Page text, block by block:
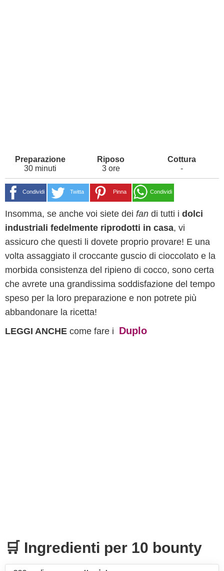
30 minuti 3 ore -
Condividi Twitta Pinna Condividi
Insomma, se anche voi siete dei fan di tutti i dolci
industriali fedelmente riprodotti in casa, vi
assicuro che questi li dovete proprio provare! E una
volta assaggiato il croccante guscio di cioccolato e la
morbida consistenza del ripieno di cocco, sono certa
che avrete una grandissima soddisfazione del tempo
speso per la loro preparazione e non potrete più
abbandonare la ricetta!
LEGGI ANCHE come fare i Duplo
🛒 Ingredienti per 10 bounty